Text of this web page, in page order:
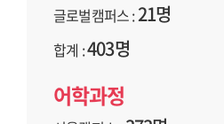
글로벌캠퍼스 :21명
합계 :403명
어학과정